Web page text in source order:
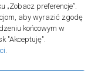
„Zobacz preferencje”.
aby wyrazić zgodę
końcowym w
"Akceptuję".
.
porównać ją z